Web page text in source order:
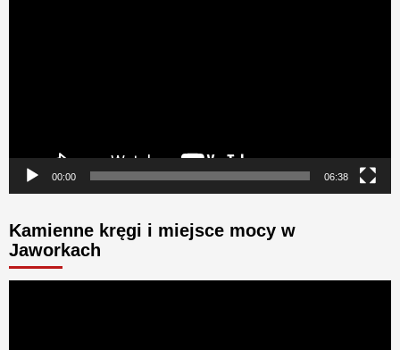
00:00 06:38
Kamienne kręgi i miejsce mocy w
Jaworkach